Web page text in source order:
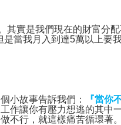
其實是我們現在的財富分
是當我月入到達5萬以上要
小故事告訴我們：
『當你
作讓你有壓力想逃的其中
不行，就這樣痛苦循環著。